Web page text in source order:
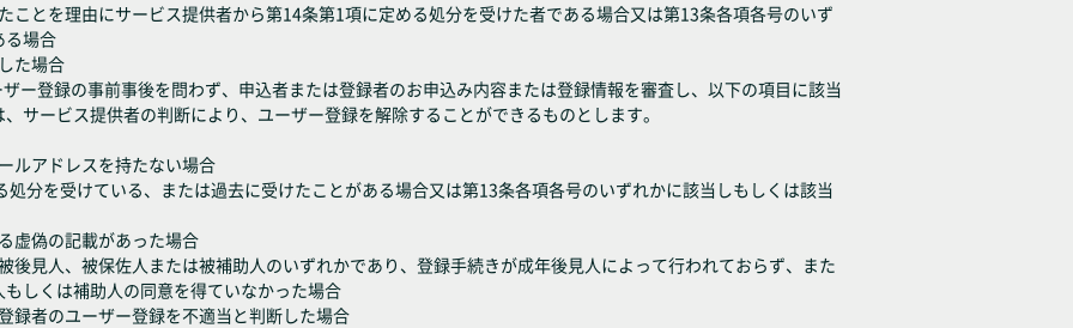
ことを理由にサービス提供者から第14条第1項に定める処分を受けた者である場合又は第13条各項各号のいず
る場合
た場合
ー登録の事前事後を問わず、申込者または登録者のお申込み内容または登録情報を審査し、以下の項目に該当
サービス提供者の判断により、ユーザー登録を解除することができるものとします。
ルアドレスを持たない場合
分を受けている、または過去に受けたことがある場合又は第13条各項各号のいずれかに該当しもしくは該当
虚偽の記載があった場合
後見人、被保佐人または被補助人のいずれかであり、登録手続きが成年後見人によって行われておらず、また
しくは補助人の同意を得ていなかった場合
録者のユーザー登録を不適当と判断した場合